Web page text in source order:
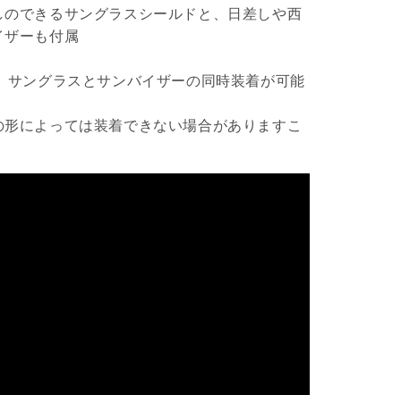
できるサングラスシールドと、日差しや西
ザーも付属
ングラスとサンバイザーの同時装着が可能
によっては装着できない場合がありますこ